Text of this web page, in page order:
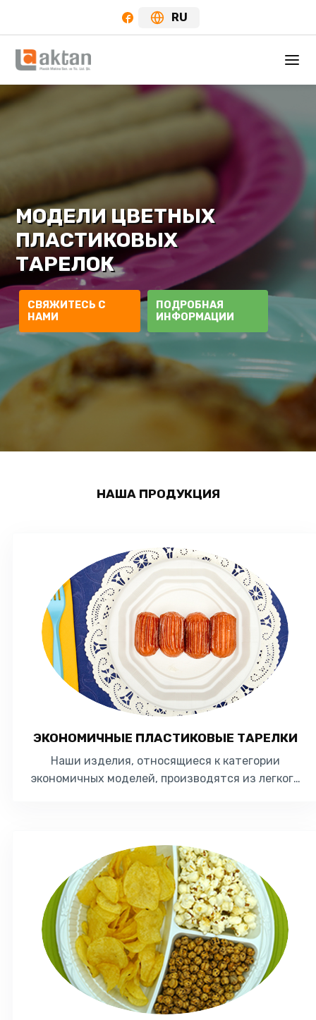
RU
МОДЕЛИ ЦВЕТНЫХ
ПЛАСТИКОВЫХ
ТАРЕЛОК
СВЯЖИТЕСЬ С
НАМИ
ПОДРОБНАЯ
ИНФОРМАЦИИ
НАША ПРОДУКЦИЯ
ЭКОНОМИЧНЫЕ ПЛАСТИКОВЫЕ ТАРЕЛКИ
Наши изделия, относящиеся к категории
экономичных моделей, производятся из легкого